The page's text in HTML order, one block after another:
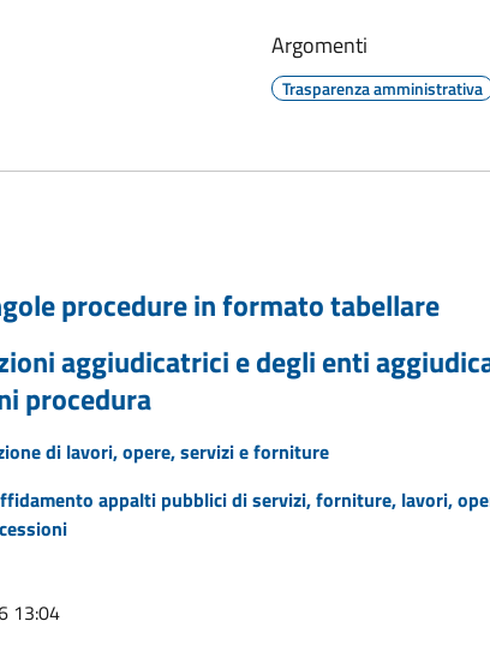
Argomenti
Trasparenza amministrativa
procedure in formato tabellare
aggiudicatrici e degli enti
procedura
di lavori, opere, servizi e forniture
appalti pubblici di servizi, forniture, lavori,
13:04